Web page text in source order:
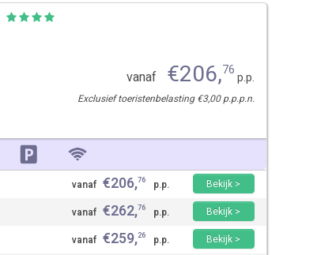
vanaf €206,76p.p.
Exclusief toeristenbelasting €3,00 p.p.p.n.
vanaf €206,76 p.p.
Bekijk >
vanaf €262,76 p.p.
Bekijk >
vanaf €259,26 p.p.
Bekijk >